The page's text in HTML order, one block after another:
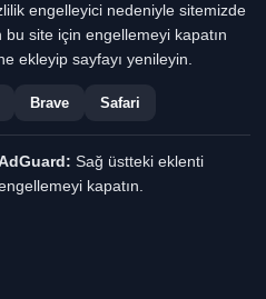
için adım, e-posta
kaydedilsin.
engelleyici nedeniyle sitemizde
site için engellemeyi kapatın
ekleyip sayfayı yenileyin.
Brave Safari
Sağ üstteki eklenti
kapatın.